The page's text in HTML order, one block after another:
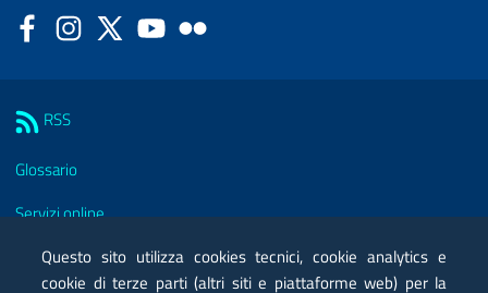
FacebookInstagram
Twitter YouTube
RSS
Glossario
Servizi online
Moduli
Questo sito utilizza cookies tecnici, cookie analytics e
cookie di terze parti (altri siti e piattaforme web) per la